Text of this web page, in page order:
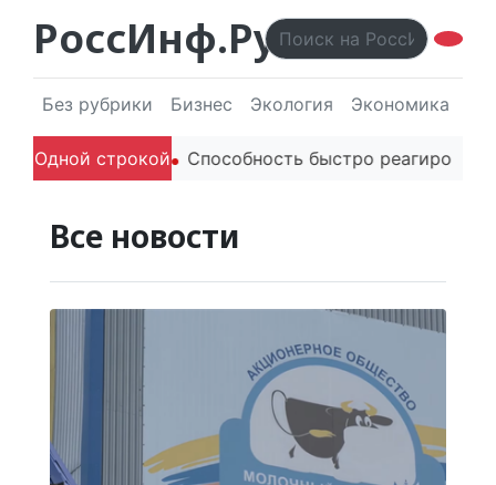
РоссИнф.Ру
Без рубрики Бизнес Экология Экономика
Одной строкой
в речи Способность быстро реагировать
Все новости